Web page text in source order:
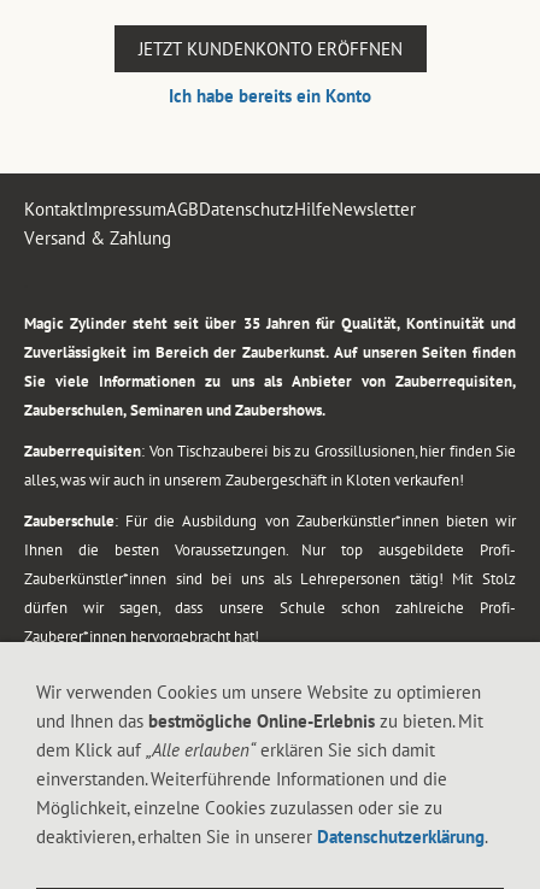
JETZT KUNDENKONTO ERÖFFNEN
Ich habe bereits ein Konto
KontaktImpressumAGBDatenschutzHilfeNewsletter
Versand & Zahlung
Magic Zylinder steht seit über 35 Jahren für Qualität, Kontinuität und
Zuverlässigkeit im Bereich der Zauberkunst. Auf unseren Seiten finden
Sie viele Informationen zu uns als Anbieter von Zauberrequisiten,
Zauberschulen, Seminaren und Zaubershows.
Zauberrequisiten: Von Tischzauberei bis zu Grossillusionen, hier finden Sie
alles, was wir auch in unserem Zaubergeschäft in Kloten verkaufen!
Zauberschule: Für die Ausbildung von Zauberkünstler*innen bieten wir
Ihnen die besten Voraussetzungen. Nur top ausgebildete Profi-
Zauberkünstler*innen sind bei uns als Lehrepersonen tätig! Mit Stolz
dürfen wir sagen, dass unsere Schule schon zahlreiche Profi-
Zauberer*innen hervorgebracht hat!
vom Kinderprogramm bis zur Tischzauberei. Lassen Sie sich faszinieren von
meiner Zauber-Sprech-Show, angerührt mit sprachlichen Sequenzen,
gewürzt mit Gags und visuellen Illusionen wie Kaninchen, Vasen, Seilen,
Wir verwenden Cookies um unsere Website zu optimieren
und Ihnen das bestmögliche Online-Erlebnis zu bieten. Mit
dem Klick auf „Alle erlauben“erklären Sie sich damit
einverstanden. Weiterführende Informationen und die
Möglichkeit, einzelne Cookies zuzulassen oder sie zu
deaktivieren, erhalten Sie in unserer Datenschutzerklärung.